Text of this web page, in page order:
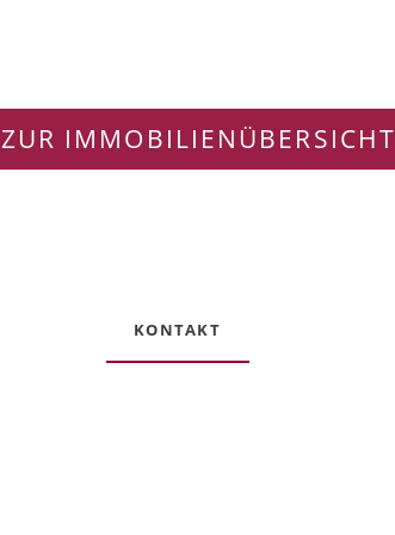
ZUR IMMOBILIENÜBERSICHT
KONTAKT